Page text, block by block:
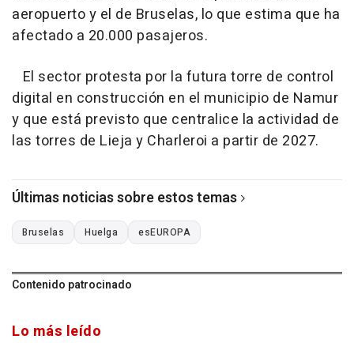
aeropuerto y el de Bruselas, lo que estima que ha
afectado a 20.000 pasajeros.
El sector protesta por la futura torre de control
digital en construcción en el municipio de Namur
y que está previsto que centralice la actividad de
las torres de Lieja y Charleroi a partir de 2027.
Últimas noticias sobre estos temas
Bruselas Huelga esEUROPA
Contenido patrocinado
Lo más leído